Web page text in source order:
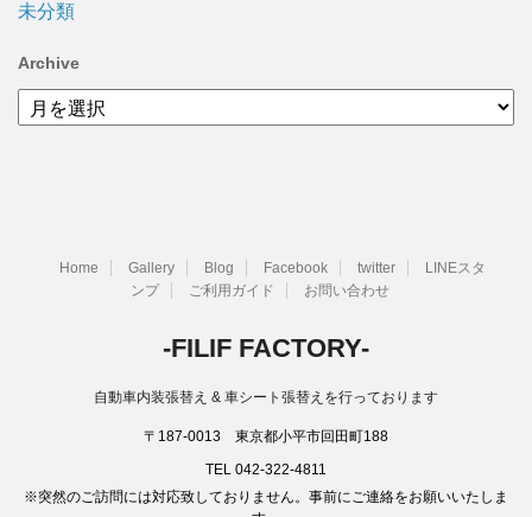
未分類
Archive
Archive
Home Gallery Blog Facebook twitter
LINEスタ
ンプ
ご利用ガイド お問い合わせ
-FILIF FACTORY-
自動車内装張替え & 車シート張替えを行っております
〒187-0013 東京都小平市回田町188
TEL 042-322-4811
※突然のご訪問には対応致しておりません。事前にご連絡をお願いいたしま